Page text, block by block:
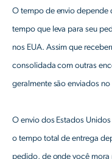
O tempo de envio depende
tempo que leva para seu
nos EUA. Assim que
consolidada com outras
geralmente são enviados
O envio dos Estados
o tempo total de entrega
pedido, de onde você mora